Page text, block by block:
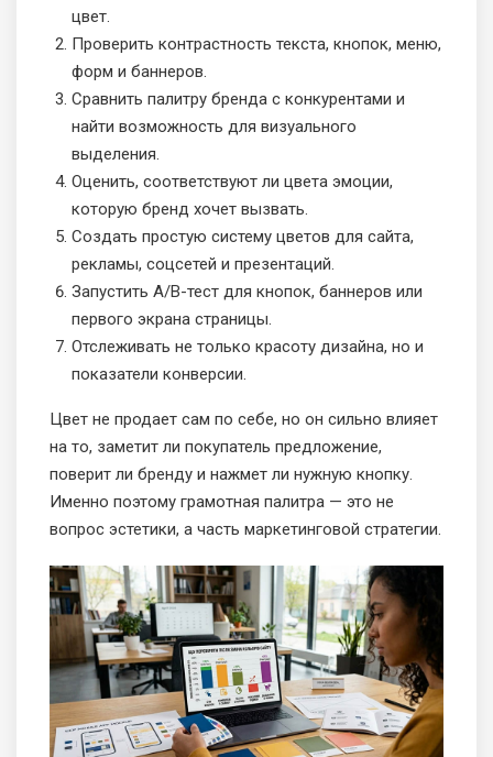
цвет.
Проверить контрастность текста, кнопок, меню,
форм и баннеров.
Сравнить палитру бренда с конкурентами и
найти возможность для визуального
выделения.
Оценить, соответствуют ли цвета эмоции,
которую бренд хочет вызвать.
Создать простую систему цветов для сайта,
рекламы, соцсетей и презентаций.
Запустить A/B-тест для кнопок, баннеров или
первого экрана страницы.
Отслеживать не только красоту дизайна, но и
показатели конверсии.
Цвет не продает сам по себе, но он сильно влияет
на то, заметит ли покупатель предложение,
поверит ли бренду и нажмет ли нужную кнопку.
Именно поэтому грамотная палитра — это не
вопрос эстетики, а часть маркетинговой стратегии.